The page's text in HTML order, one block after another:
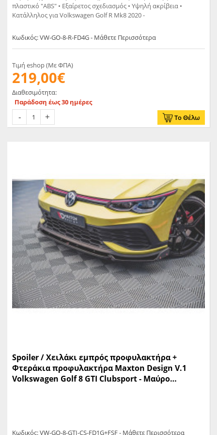
πλαστικό "ABS" • Εξαίρετος σχεδιασμός • Υψηλή ακρίβεια •
Κατάλληλος για Volkswagen Golf R Mk8 2020 -
Κωδικός: VW-GO-8-R-FD4G - Μάθετε Περισσότερα
Τιμή eshop (Με ΦΠΑ)
219,00€
Διαθεσιμότητα:
Παράδοση έως 30 ημέρες
Το Θέλω
Spoiler / Χειλάκι εμπρός προφυλακτήρα +
Φτεράκια προφυλακτήρα Maxton Design V.1
Volkswagen Golf 8 GTI Clubsport - Μαύρο
Κωδικός: VW-GO-8-GTI-CS-FD1G+FSF - Μάθετε Περισσότερα